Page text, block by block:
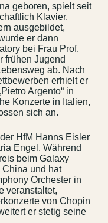
geboren, spielt seit
Klavier.
ausgebildet,
er dann
bei Frau Prof.
frühen Jugend
ab. Nach
erhielt er
Argento“ in
Konzerte in Italien,
sich an.
HfM Hanns Eisler
Engel. Während
beim Galaxy
China und hat
Orchester in
veranstaltet,
von Chopin
er stetig seine